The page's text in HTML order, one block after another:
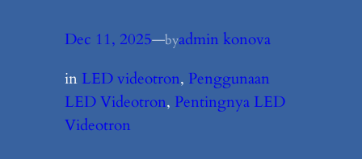
Dec 11, 2025—byadmin konova
in LED videotron, Penggunaan
LED Videotron, Pentingnya LED
Videotron